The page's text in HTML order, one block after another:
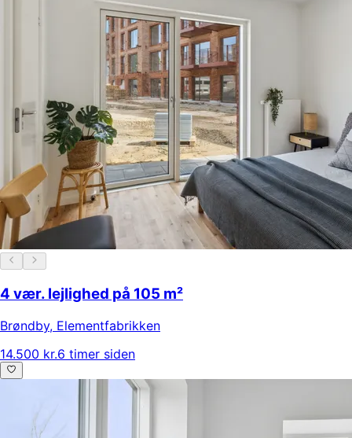
4 vær. lejlighed på 105 m²
Brøndby, Elementfabrikken
14.500 kr.6 timer siden